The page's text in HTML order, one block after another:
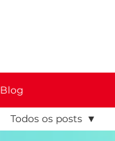
Blog
Todos os posts